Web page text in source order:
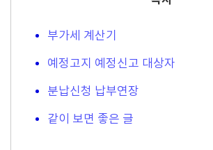
부가세 계산기
예정고지 예정신고 대상자
분납신청 납부연장
같이 보면 좋은 글